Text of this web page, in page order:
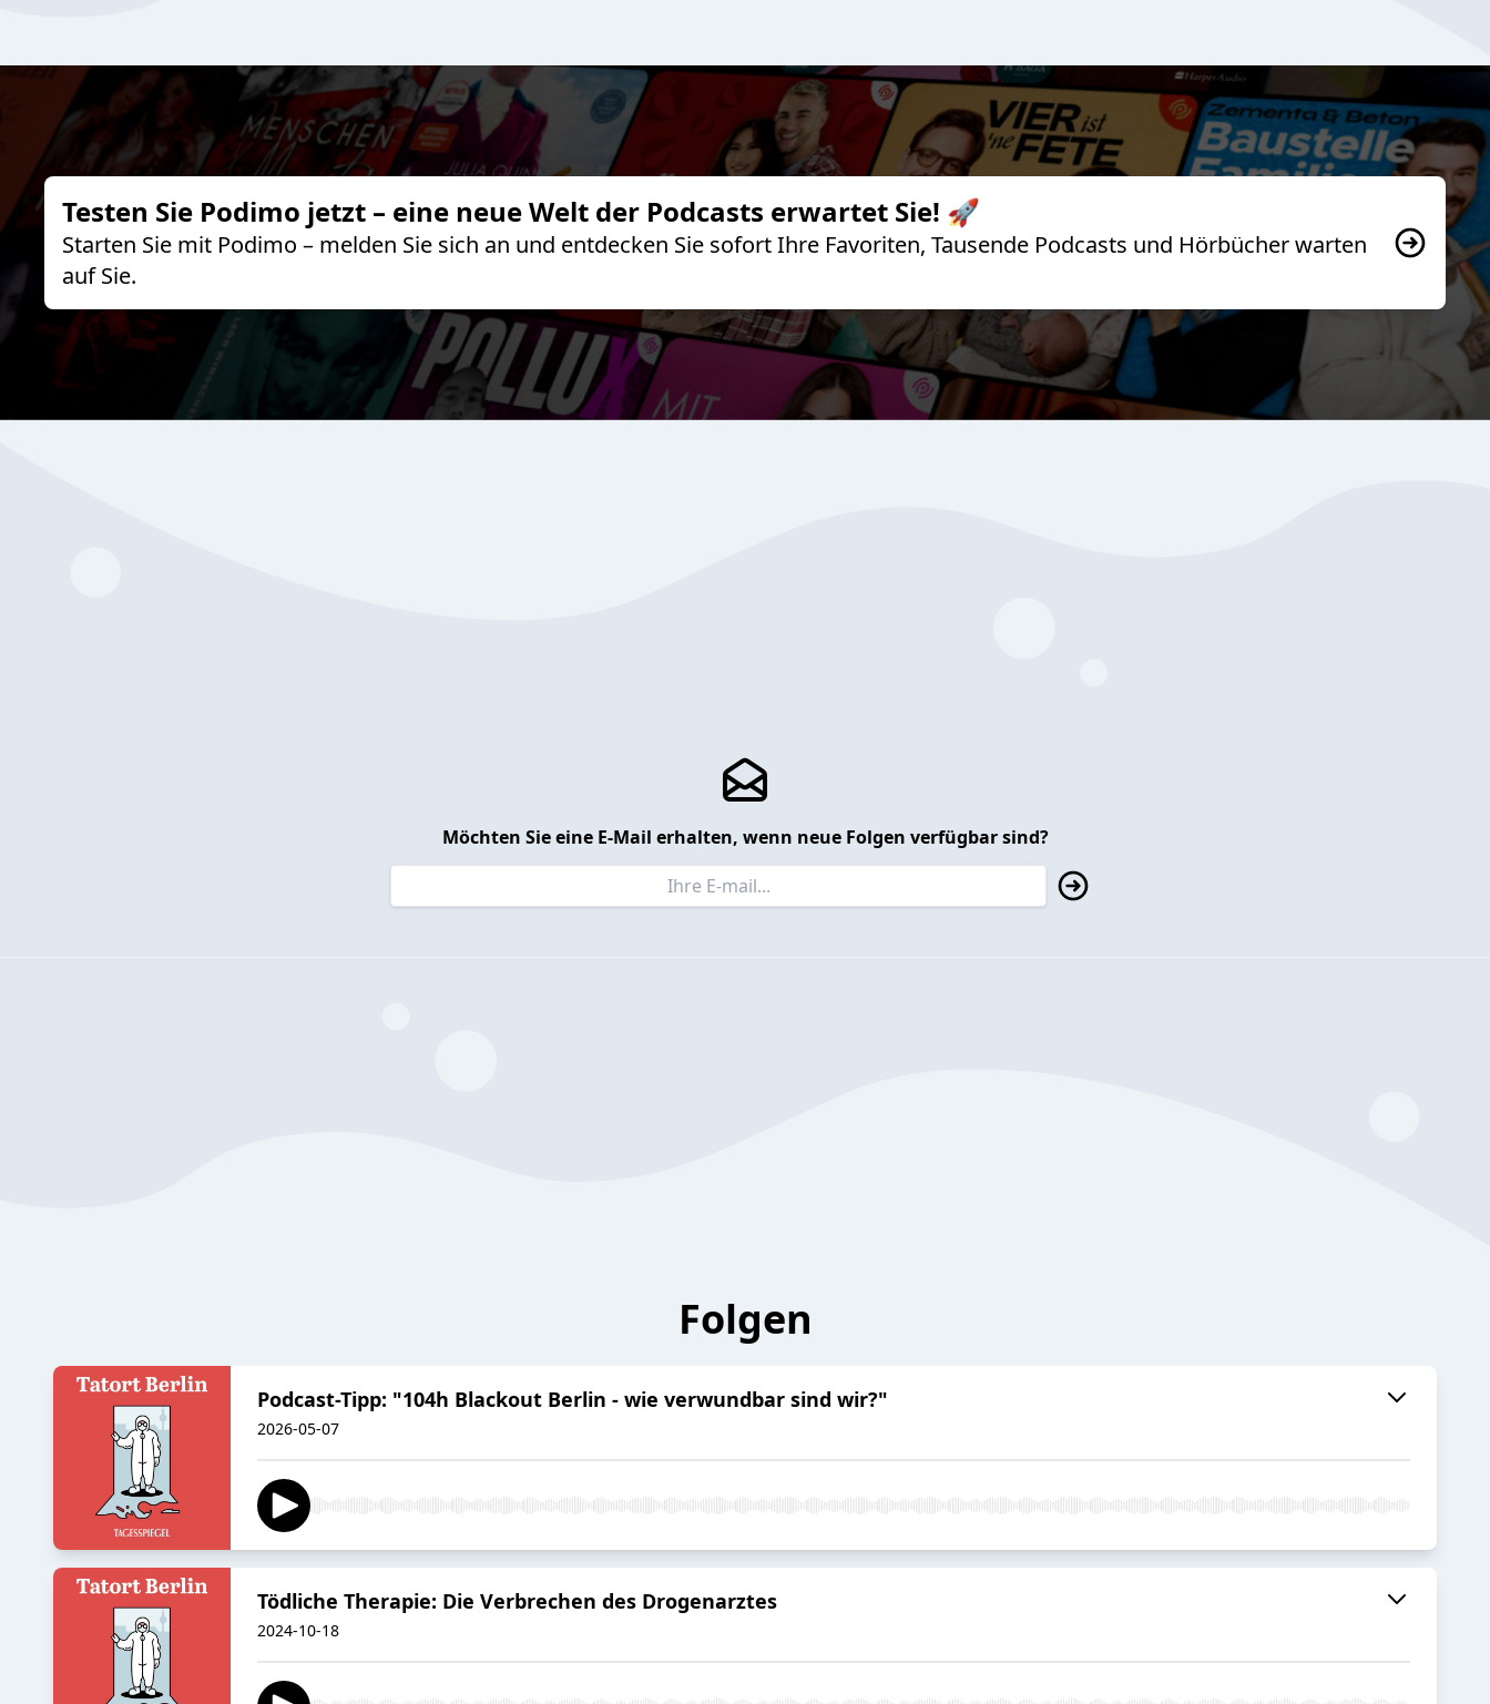
Testen Sie Podimo jetzt – eine neue Welt der Podcasts erwartet Sie! 🚀
Starten Sie mit Podimo – melden Sie sich an und entdecken Sie sofort Ihre Favoriten, Tausende Podcasts und Hörbücher warten
auf Sie.
Möchten Sie eine E-Mail erhalten, wenn neue Folgen verfügbar sind?
Folgen
Podcast-Tipp: "104h Blackout Berlin - wie verwundbar sind wir?"
2026-05-07
Tödliche Therapie: Die Verbrechen des Drogenarztes
2024-10-18